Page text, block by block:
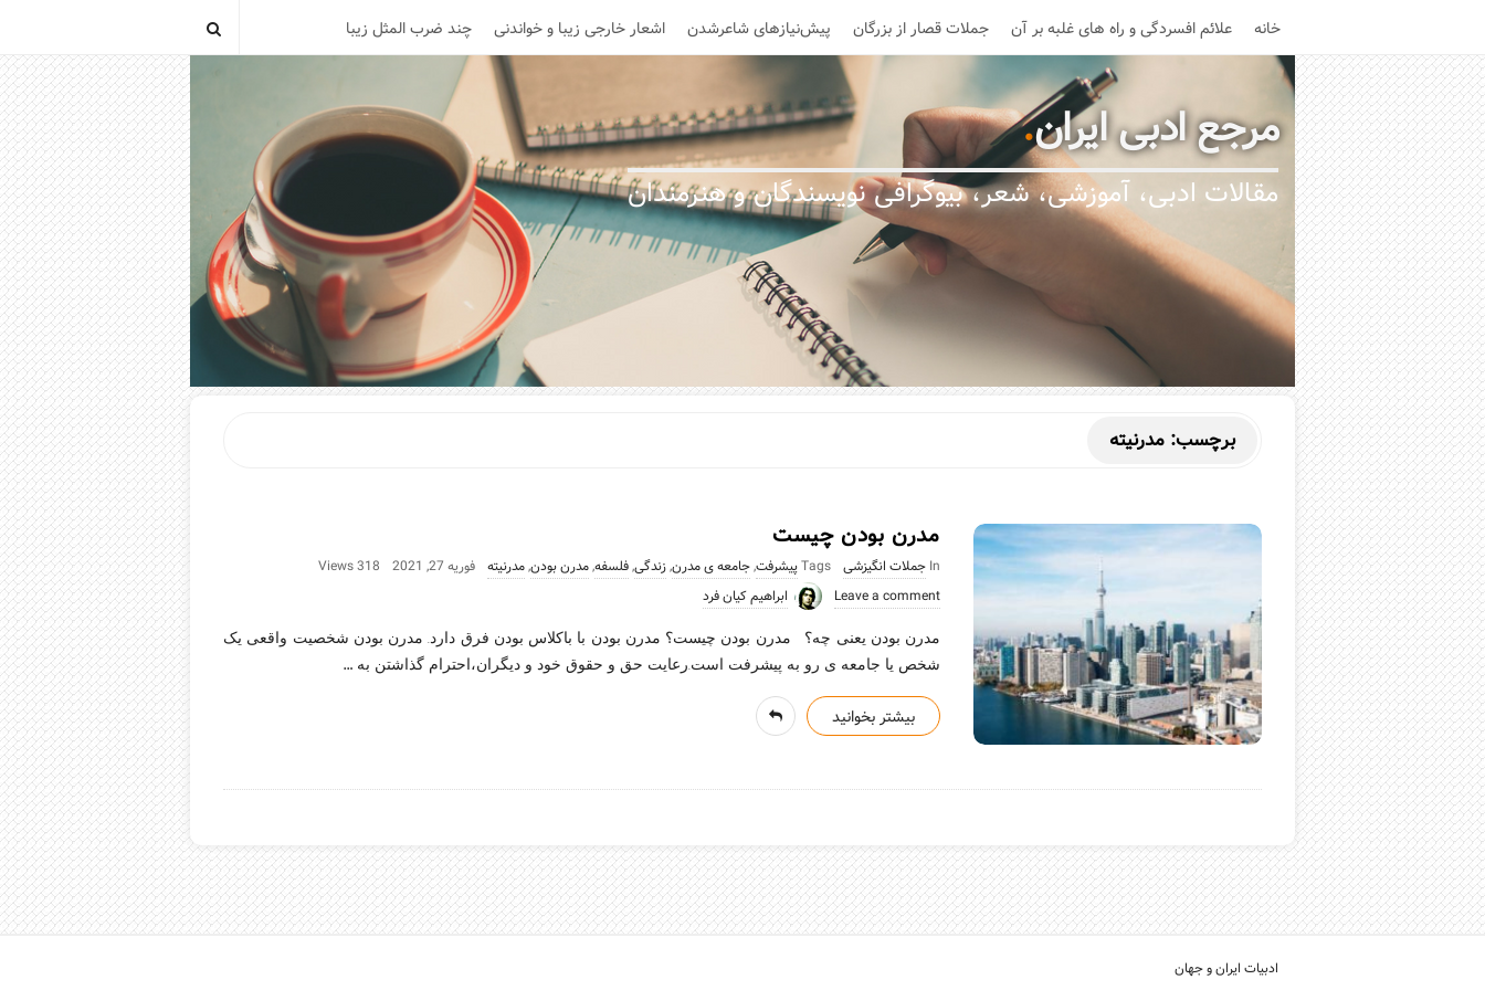
خانه علائم افسردگی و راه های غلبه بر آن جملات قصار از بزرگان پیش‌نیازهای شاعرشدن اشعار خارجی زیبا و خواندنی چند ضرب المثل زیبا
مرجع ادبی ایران.
مقالات ادبی، آموزشی، شعر، بیوگرافی نویسندگان و هنرمندان
برچسب: مدرنیته
مدرن بودن چیست
In جملات انگیزشی Tagsپیشرفت,جامعه ی مدرن,زندگی,فلسفه,مدرن بودن,مدرنیته فوریه 27, 2021
318 Views
Leave a comment
ابراهیم کیان فرد
مدرن بودن یعنی چه؟ مدرن بودن چیست؟ مدرن بودن با باکلاس بودن فرق دارد. مدرن بودن شخصیت واقعی یک
شخص یا جامعه ی رو به پیشرفت است.رعایت حق و حقوق خود و دیگران،احترام گذاشتن به …
بیشتر بخوانید
ادبیات ایران و جهان